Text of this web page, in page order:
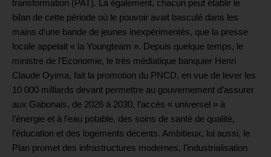
transformation (PAT). Là également, chacun peut établir le
bilan de cette période où le pouvoir avait basculé dans les
mains d’une bande de jeunes inexpérimentés, que la presse
locale appelait « la Youngteam ». Depuis quelque temps, le
ministre de l’Economie, le très médiatique banquier Henri
Claude Oyima, fait la promotion du PNCD, en vue de lever les
10 000 milliards devant permettre au gouvernement d’assurer
aux Gabonais, de 2026 à 2030, l’accès « universel » à
l’énergie et à l’eau potable, des soins de santé de qualité,
l’éducation et des logements décents. Ambitieux, lui aussi, le
Plan promet des infrastructures modernes, l’industrialisation